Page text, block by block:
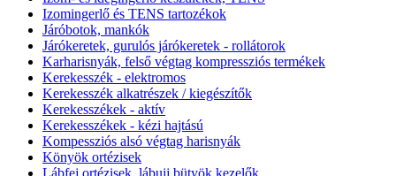
Izomingerlő és TENS tartozékok
Járóbotok, mankók
Járókeretek, gurulós járókeretek - rollátorok
Karharisnyák, felső végtag kompressziós termékek
Kerekesszék - elektromos
Kerekesszék alkatrészek / kiegészítők
Kerekesszékek - aktív
Kerekesszékek - kézi hajtású
Kompessziós alsó végtag harisnyák
Könyök ortézisek
Lábfej ortézisek, lábujj bütyök kezelők